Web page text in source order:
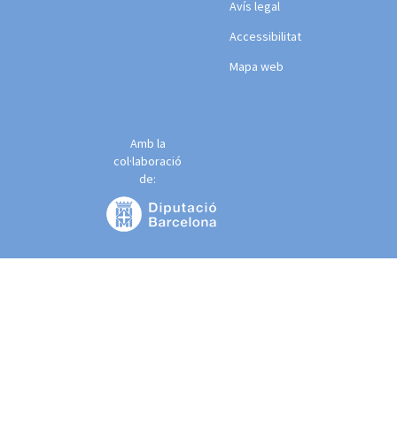
Avís legal
Accessibilitat
Mapa web
Amb la
col·laboració
de: